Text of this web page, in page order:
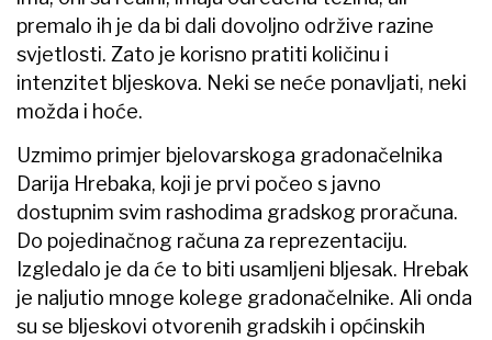
premalo ih je da bi dali dovoljno održive razine
svjetlosti. Zato je korisno pratiti količinu i
intenzitet bljeskova. Neki se neće ponavljati, neki
možda i hoće.
Uzmimo primjer bjelovarskoga gradonačelnika
Darija Hrebaka, koji je prvi počeo s javno
dostupnim svim rashodima gradskog proračuna.
Do pojedinačnog računa za reprezentaciju.
Izgledalo je da će to biti usamljeni bljesak. Hrebak
je naljutio mnoge kolege gradonačelnike. Ali onda
su se bljeskovi otvorenih gradskih i općinskih